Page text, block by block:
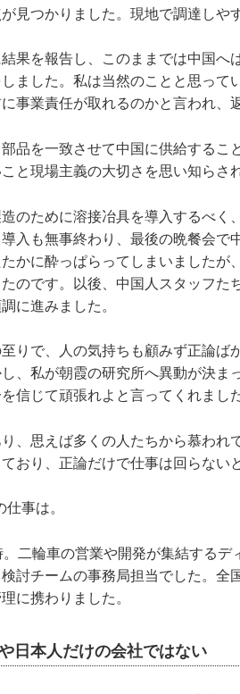
見つかりました。現地で調達しや
果を報告し、このままでは中国へ
ました。私は当然のことと思って
事業責任が取れるのかと言われ、
品を一致させて中国に供給するこ
と現場主義の大切さを思い知らさ
のために溶接冶具を導入するべく
入も無事終わり、最後の晩餐会で
かに酔っぱらってしまいました
のです。以後、中国人スタッフ
に進みました。
りで、人の気持ちも顧みず正論ば
、私が朝霞の研究所へ異動が決ま
信じて頑張れよと言ってくれました
、思えば多くの人たちから慕われ
おり、正論だけで仕事は回らない
事は。
。二輪車の営業や開発が集結する
討チームの事務局担当でした。全
に携わりました。
日本人だけの会社ではない